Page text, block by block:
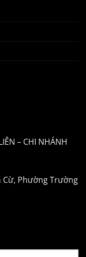
– CHI NHÁNH
Cừ, Phường Trường